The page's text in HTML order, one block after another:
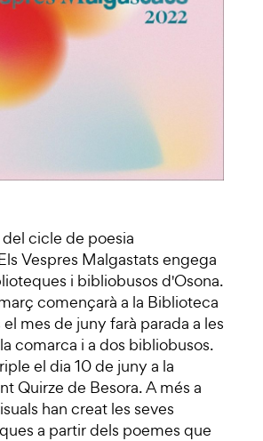
cicle de poesia
Vespres Malgastats engega
i bibliobusos d'Osona.
començarà a la Biblioteca
mes de juny farà parada a les
comarca i a dos bibliobusos.
el dia 10 de juny a la
Quirze de Besora. A més a
han creat les seves
a partir dels poemes que